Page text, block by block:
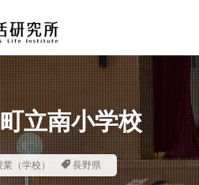
立南小学校
（学校） 長野県
カテゴリー
タグ
北海道 青森県 秋田県
福井県
長野県 滋賀県